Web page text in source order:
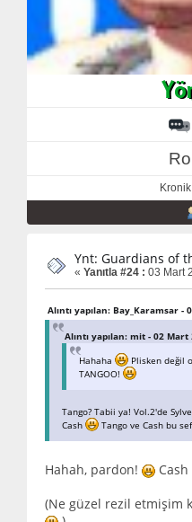
Ynt: Guardians of
« Yanıtla #24 : 03 Mart
Alıntı yapılan: Bay_Karamsar -
Alıntı yapılan: mit - 02 Mart
Hahaha
Plisken değil
TANGOO!
Tango? Tabii ya! Vol.2'de
Cash
Tango ve Cash bu
Hahah, pardon!
Cash
(Ne güzel rezil etmişim